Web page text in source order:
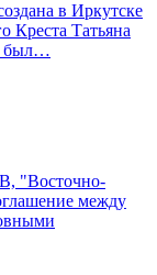
в Иркутске
Креста Татьяна
был…
"Восточно-
между